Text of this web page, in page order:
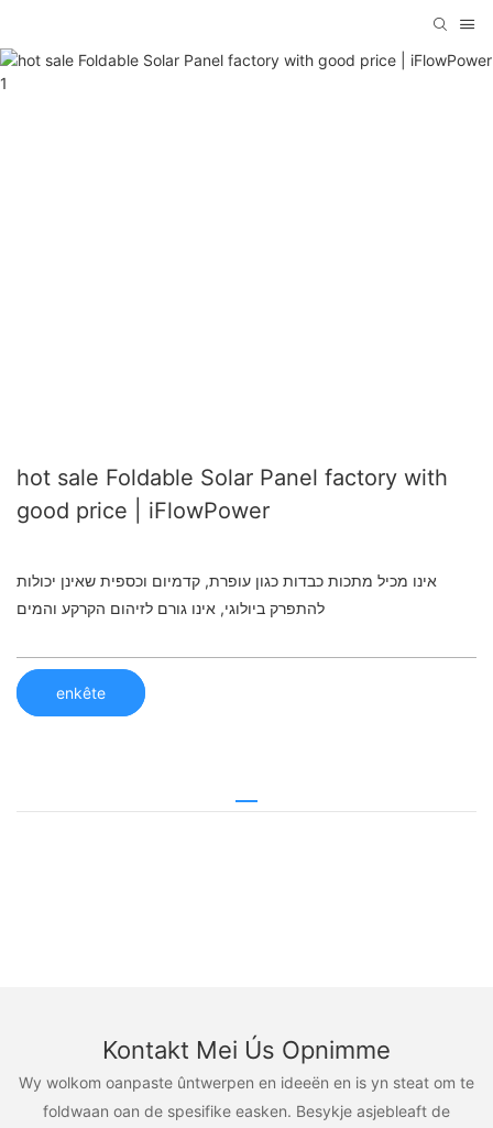
hot sale Foldable Solar Panel factory with
good price | iFlowPower
אינו מכיל מתכות כבדות כגון עופרת, קדמיום וכספית שאינן יכולות
להתפרק ביולוגי, אינו גורם לזיהום הקרקע והמים
enkête
Kontakt Mei Ús Opnimme
Wy wolkom oanpaste ûntwerpen en ideeën en is yn steat om te
foldwaan oan de spesifike easken. Besykje asjebleaft de